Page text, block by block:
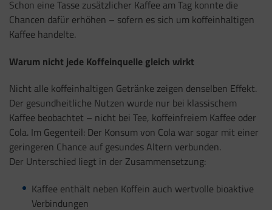
Schon eine Tasse zusätzlicher Kaffee am Tag konnte die
Chancen dafür erhöhen – sofern es sich um koffeinhaltigen
Kaffee handelte.
Warum nicht jede Koffeinquelle gleich wirkt
Nicht alle koffeinhaltigen Getränke zeigen denselben Effekt.
Der gesundheitliche Nutzen wurde nur bei klassischem
Kaffee beobachtet – nicht bei Tee, koffeinfreiem Kaffee oder
Cola. Im Gegenteil: Der Konsum von Cola war sogar mit einer
geringeren Chance auf gesundes Altern verbunden.
Der Unterschied liegt in der Zusammensetzung:
Kaffee enthält neben Koffein auch wertvolle bioaktive
Verbindungen